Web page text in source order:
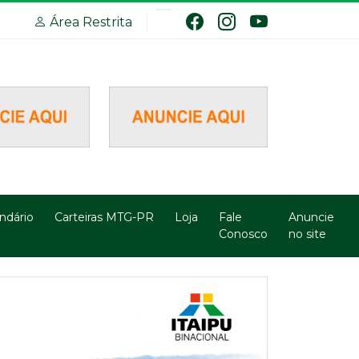
Área Restrita
Carteiras MTG-PR Loja
Fale
Conosco
Anuncie
no site